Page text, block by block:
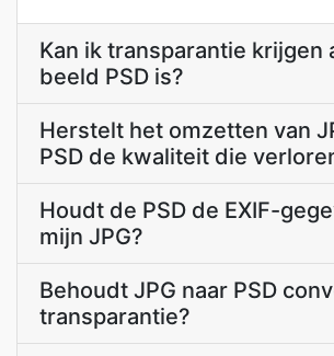
Kan ik transparantie krijgen
beeld PSD is?
Herstelt het omzetten van
PSD de kwaliteit die
Houdt de PSD de EXIF-
mijn JPG?
Behoudt JPG naar PSD
transparantie?